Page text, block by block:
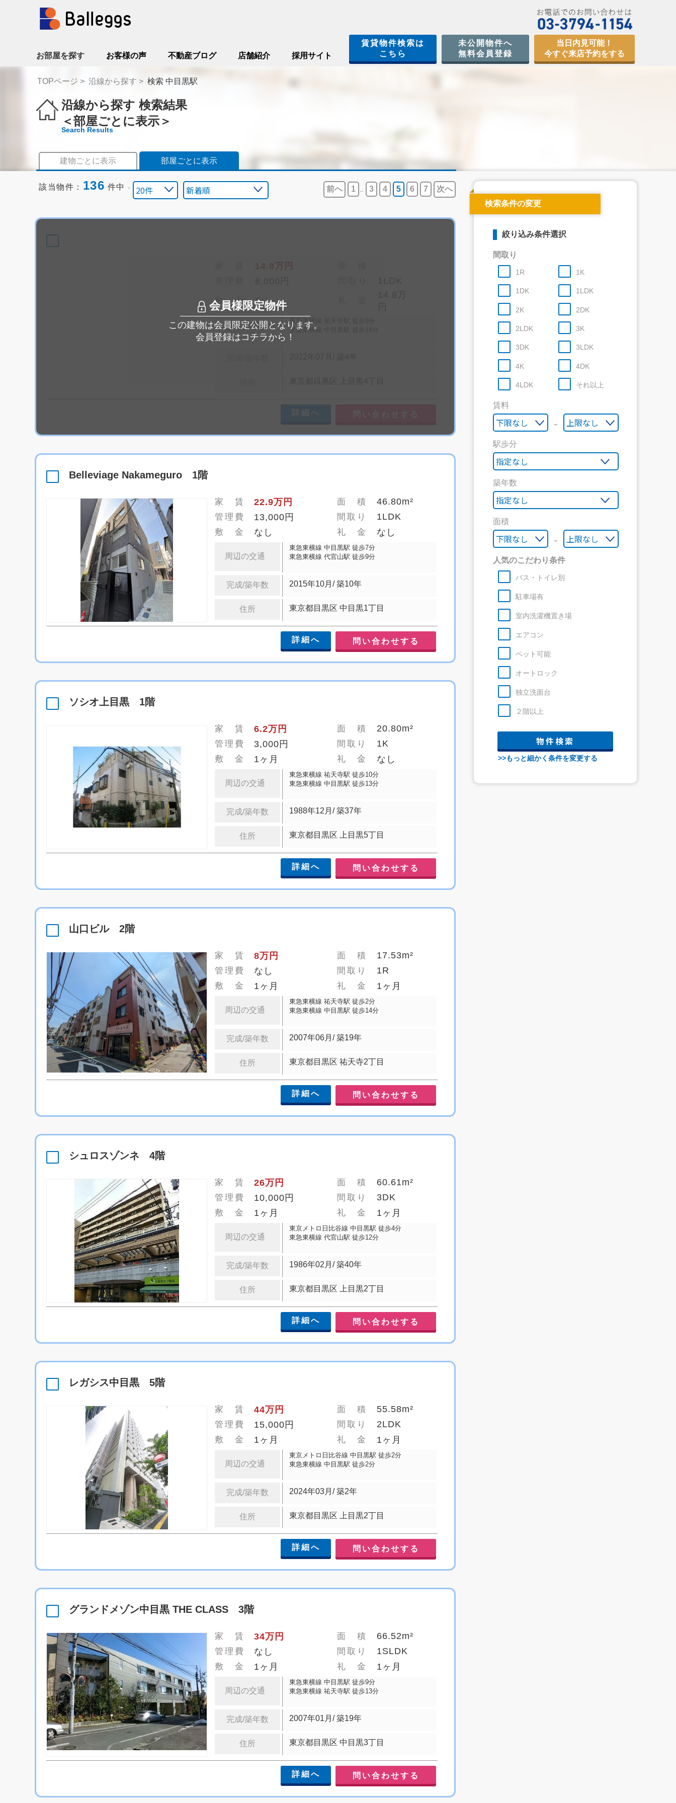
お部屋を探す お客様の声 不動産ブログ 店舗紹介 採用サイト
賃貸物件検索は
こちら
未公開物件へ
無料会員登録
当日内見可能！
今すぐ来店予約をする
TOPページ 沿線から探す 検索 中目黒駅
沿線から探す 検索結果
＜部屋ごとに表示＞
Search Results
建物ごとに表示 部屋ごとに表示
該当物件： 136 件中 - 前へ 1 3 4 5 6 7 次へ
会員様限定物件
この建物は会員限定公開となります。
会員登録はコチラから！
敷 金 なし
周辺の交通
東急東横線 祐天寺駅 徒歩9分
東急東横線 中目黒駅 徒歩14分
詳細へ
Belleviage Nakameguro 1階
家 賃 22.9万円 面 積 46.80m²
管理費 13,000円 間取り 1LDK
敷 金 なし 礼 金 なし
周辺の交通
東急東横線 中目黒駅 徒歩7分
東急東横線 代官山駅 徒歩9分
完成/築年数 2015年10月/ 築10年
住所 東京都目黒区 中目黒1丁目
詳細へ 問い合わせする
ソシオ上目黒 1階
家 賃 6.2万円 面 積 20.80m²
管理費 3,000円 間取り 1K
敷 金 1ヶ月 礼 金 なし
周辺の交通
東急東横線 祐天寺駅 徒歩10分
東急東横線 中目黒駅 徒歩13分
完成/築年数 1988年12月/ 築37年
住所 東京都目黒区 上目黒5丁目
詳細へ 問い合わせする
山口ビル 2階
家 賃 8万円 面 積 17.53m²
管理費 なし 間取り 1R
敷 金 1ヶ月 礼 金 1ヶ月
周辺の交通
東急東横線 祐天寺駅 徒歩2分
東急東横線 中目黒駅 徒歩14分
完成/築年数 2007年06月/ 築19年
住所 東京都目黒区 祐天寺2丁目
詳細へ 問い合わせする
シュロスゾンネ 4階
家 賃 26万円 面 積 60.61m²
管理費 10,000円 間取り 3DK
敷 金 1ヶ月 礼 金 1ヶ月
周辺の交通
東京メトロ日比谷線 中目黒駅 徒歩4分
東急東横線 代官山駅 徒歩12分
完成/築年数 1986年02月/ 築40年
住所 東京都目黒区 上目黒2丁目
詳細へ 問い合わせする
レガシス中目黒 5階
家 賃 44万円 面 積 55.58m²
管理費 15,000円 間取り 2LDK
敷 金 1ヶ月 礼 金 1ヶ月
周辺の交通
東京メトロ日比谷線 中目黒駅 徒歩2分
東急東横線 中目黒駅 徒歩2分
完成/築年数 2024年03月/ 築2年
住所 東京都目黒区 上目黒2丁目
詳細へ 問い合わせする
グランドメゾン中目黒 THE CLASS 3階
家 賃 34万円 面 積 66.52m²
管理費 なし 間取り 1SLDK
敷 金 1ヶ月 礼 金 1ヶ月
周辺の交通
東急東横線 中目黒駅 徒歩9分
東急東横線 祐天寺駅 徒歩13分
完成/築年数 2007年01月/ 築19年
住所 東京都目黒区 中目黒3丁目
詳細へ 問い合わせする
検索条件の変更
絞り込み条件選択
間取り
1R 1K
1DK 1LDK
2K 2DK
2LDK 3K
3DK 3LDK
4K 4DK
4LDK それ以上
賃料
～
駅歩分
築年数
面積
～
人気のこだわり条件
バス・トイレ別
駐車場有
室内洗濯機置き場
エアコン
ペット可能
オートロック
独立洗面台
２階以上
>>もっと細かく条件を変更する